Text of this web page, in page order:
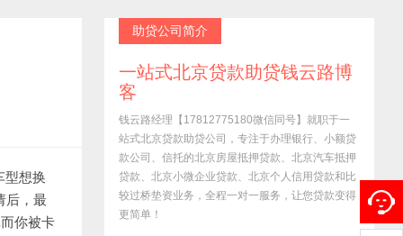
型想换
后，最
你被卡
助贷公司简介
一站式北京贷款助贷钱云路博
客
钱云路经理【17812775180微信同号】就职于一
站式北京贷款助贷公司，专注于办理银行、小额贷
款公司、信托的北京房屋抵押贷款、北京汽车抵押
贷款、北京小微企业贷款、北京个人信用贷款和比
较过桥垫资业务，全程一对一服务，让您贷款变得
更简单！